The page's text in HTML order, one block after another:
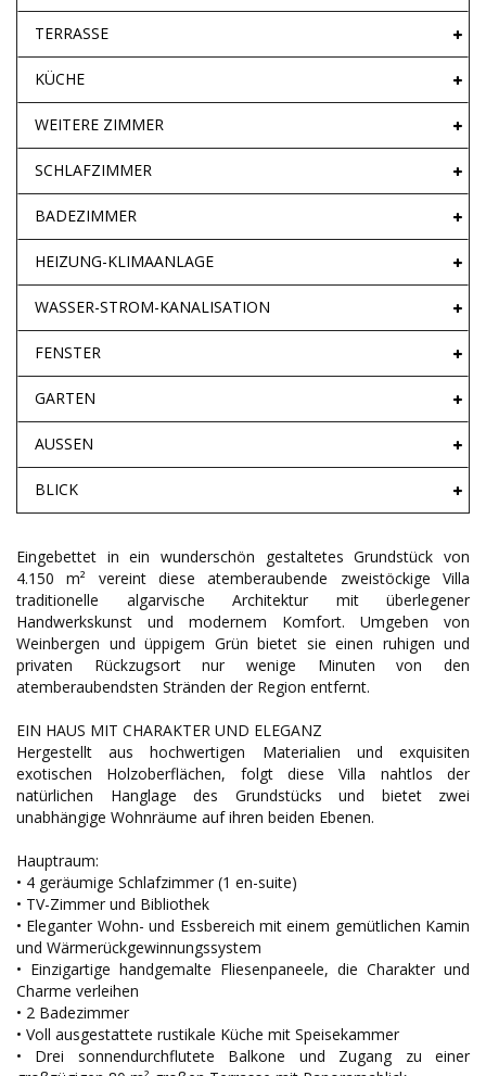
TERRASSE
KÜCHE
WEITERE ZIMMER
SCHLAFZIMMER
BADEZIMMER
HEIZUNG-KLIMAANLAGE
WASSER-STROM-KANALISATION
FENSTER
GARTEN
AUSSEN
BLICK
Eingebettet in ein wunderschön gestaltetes Grundstück von
4.150 m² vereint diese atemberaubende zweistöckige Villa
traditionelle algarvische Architektur mit überlegener
Handwerkskunst und modernem Komfort. Umgeben von
Weinbergen und üppigem Grün bietet sie einen ruhigen und
privaten Rückzugsort nur wenige Minuten von den
atemberaubendsten Stränden der Region entfernt.
EIN HAUS MIT CHARAKTER UND ELEGANZ
Hergestellt aus hochwertigen Materialien und exquisiten
exotischen Holzoberflächen, folgt diese Villa nahtlos der
natürlichen Hanglage des Grundstücks und bietet zwei
unabhängige Wohnräume auf ihren beiden Ebenen.
Hauptraum:
• 4 geräumige Schlafzimmer (1 en-suite)
• TV-Zimmer und Bibliothek
• Eleganter Wohn- und Essbereich mit einem gemütlichen Kamin
und Wärmerückgewinnungssystem
• Einzigartige handgemalte Fliesenpaneele, die Charakter und
Charme verleihen
• 2 Badezimmer
• Voll ausgestattete rustikale Küche mit Speisekammer
• Drei sonnendurchflutete Balkone und Zugang zu einer